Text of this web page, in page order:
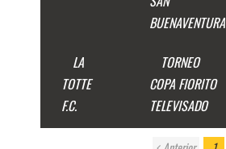
BUENAVENTURA
LA
TOTTE
F.C.
TORNEO
COPA FIORITO
TELEVISADO